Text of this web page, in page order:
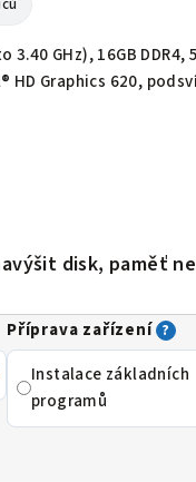
GHz), 16GB DDR4,
HD Graphics 620,
disk, paměť
Příprava zařízení ?
Instalace základních
programů